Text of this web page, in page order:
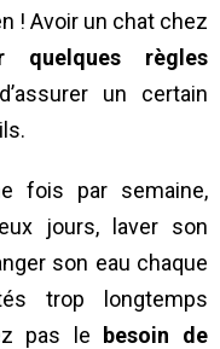
! Avoir un chat chez
quelques règles
un certain
fois par semaine,
jours, laver son
son eau chaque
trop longtemps
pas le
besoin de